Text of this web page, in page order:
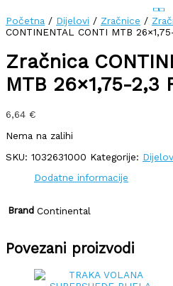
Početna / Dijelovi / Zračnice /
CONTINENTAL CONTI MTB
Zračnica
MTB 26×1,75-2,3
6,64 €
Nema na zalihi
SKU: 1032631000 Kategorije:
Dodatne informacije
Brand Continental
Povezani proizvodi